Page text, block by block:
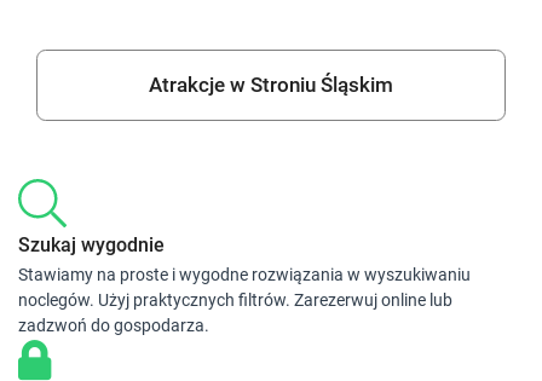
Atrakcje w Stroniu Śląskim
Szukaj wygodnie
Stawiamy na proste i wygodne rozwiązania w wyszukiwaniu
noclegów. Użyj praktycznych filtrów. Zarezerwuj online lub
zadzwoń do gospodarza.